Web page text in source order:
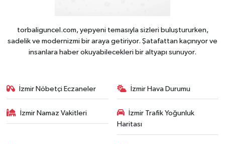
torbaliguncel.com, yepyeni temasıyla sizleri buluştururken,
sadelik ve modernizmi bir araya getiriyor. Şatafattan kaçınıyor ve
insanlara haber okuyabilecekleri bir altyapı sunuyor.
İzmir Nöbetçi Eczaneler İzmir Hava Durumu
İzmir Namaz Vakitleri
İzmir Trafik Yoğunluk
Haritası